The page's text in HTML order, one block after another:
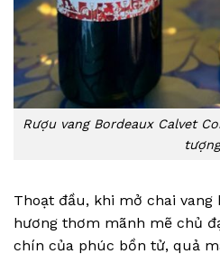
Rượu vang Bordeaux Calvet
tượng
Thoạt đầu, khi mở chai vang
hương thơm mãnh mẽ chủ
chín của phúc bồn tử, quả